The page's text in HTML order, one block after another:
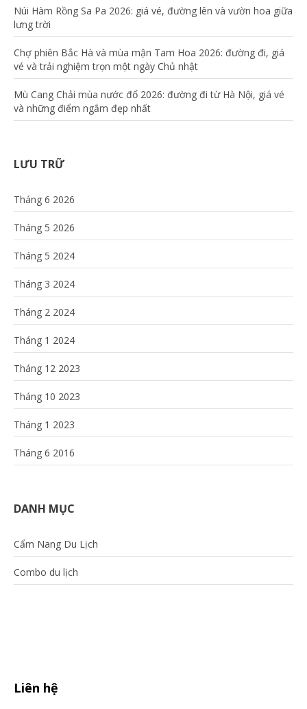
Núi Hàm Rồng Sa Pa 2026: giá vé, đường lên và vườn hoa giữa
lưng trời
Chợ phiên Bắc Hà và mùa mận Tam Hoa 2026: đường đi, giá
vé và trải nghiệm trọn một ngày Chủ nhật
Mù Cang Chải mùa nước đổ 2026: đường đi từ Hà Nội, giá vé
và những điểm ngắm đẹp nhất
LƯU TRỮ
Tháng 6 2026
Tháng 5 2026
Tháng 5 2024
Tháng 3 2024
Tháng 2 2024
Tháng 1 2024
Tháng 12 2023
Tháng 10 2023
Tháng 1 2023
Tháng 6 2016
DANH MỤC
Cẩm Nang Du Lịch
Combo du lịch
Liên hệ